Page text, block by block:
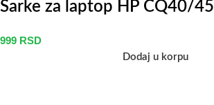
Sarke za laptop HP CQ40/45
999 RSD
Dodaj u korpu